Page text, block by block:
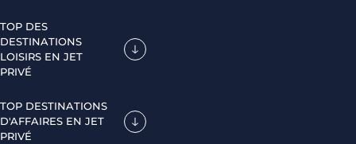
TOP DES
DESTINATIONS
LOISIRS EN JET
PRIVÉ
TOP DESTINATIONS
D'AFFAIRES EN JET
PRIVÉ